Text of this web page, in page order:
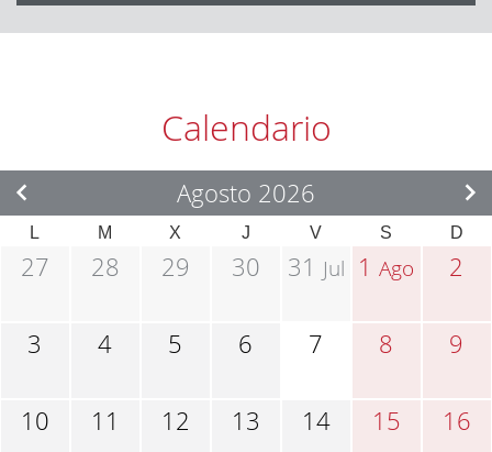
Calendario
Agosto 2026
L M X J V S D
27 28 29 30 31 Jul 1Ago 2
3 4 5 6 7 8 9
10 11 12 13 14 15 16